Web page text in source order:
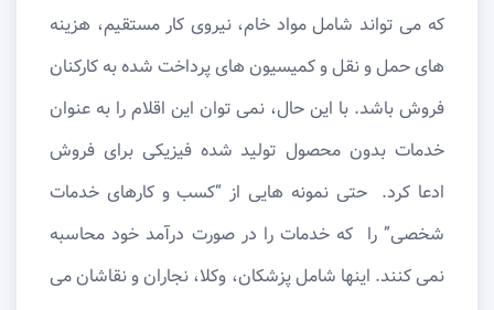
که می تواند شامل مواد خام، نیروی کار مستقیم، هزینه
های حمل و نقل و کمیسیون های پرداخت شده به کارکنان
فروش باشد. با این حال، نمی توان این اقلام را به عنوان
خدمات بدون محصول تولید شده فیزیکی برای فروش
ادعا کرد. حتی نمونه هایی از “کسب و کارهای خدمات
شخصی” را که خدمات را در صورت درآمد خود محاسبه
نمی کنند. اینها شامل پزشکان، وکلا، نجاران و نقاشان می